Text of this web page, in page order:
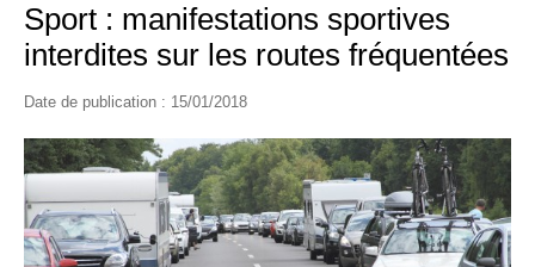
Sport : manifestations sportives
interdites sur les routes fréquentées
Date de publication : 15/01/2018